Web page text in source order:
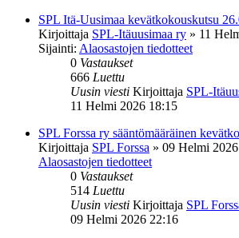
SPL Itä-Uusimaa kevätkokouskutsu
Kirjoittaja SPL-Itäuusimaa ry » 11
Sijainti: Alaosastojen tiedotteet
0 Vastaukset
666 Luettu
Uusin viesti Kirjoittaja SPL-
11 Helmi 2026 18:15
SPL Forssa ry sääntömääräinen
Kirjoittaja SPL Forssa » 09 Helmi
Alaosastojen tiedotteet
0 Vastaukset
514 Luettu
Uusin viesti Kirjoittaja SPL
09 Helmi 2026 22:16